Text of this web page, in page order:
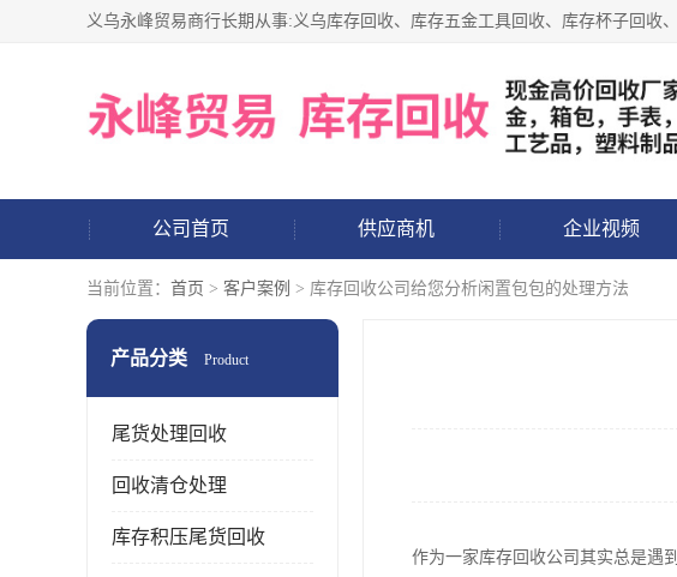
公司首页 供应商机 企业视频
当前位置： 首页 > 客户案例 > 库存回收公司给您分析闲置包包的处理方法
产品分类 Product
尾货处理回收
回收清仓处理
库存积压尾货回收
作为一家库存回收公司其实总是遇